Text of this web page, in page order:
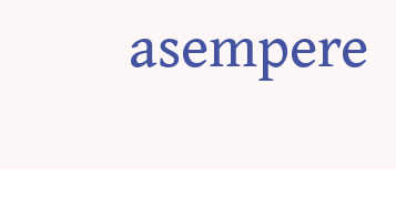
asempere